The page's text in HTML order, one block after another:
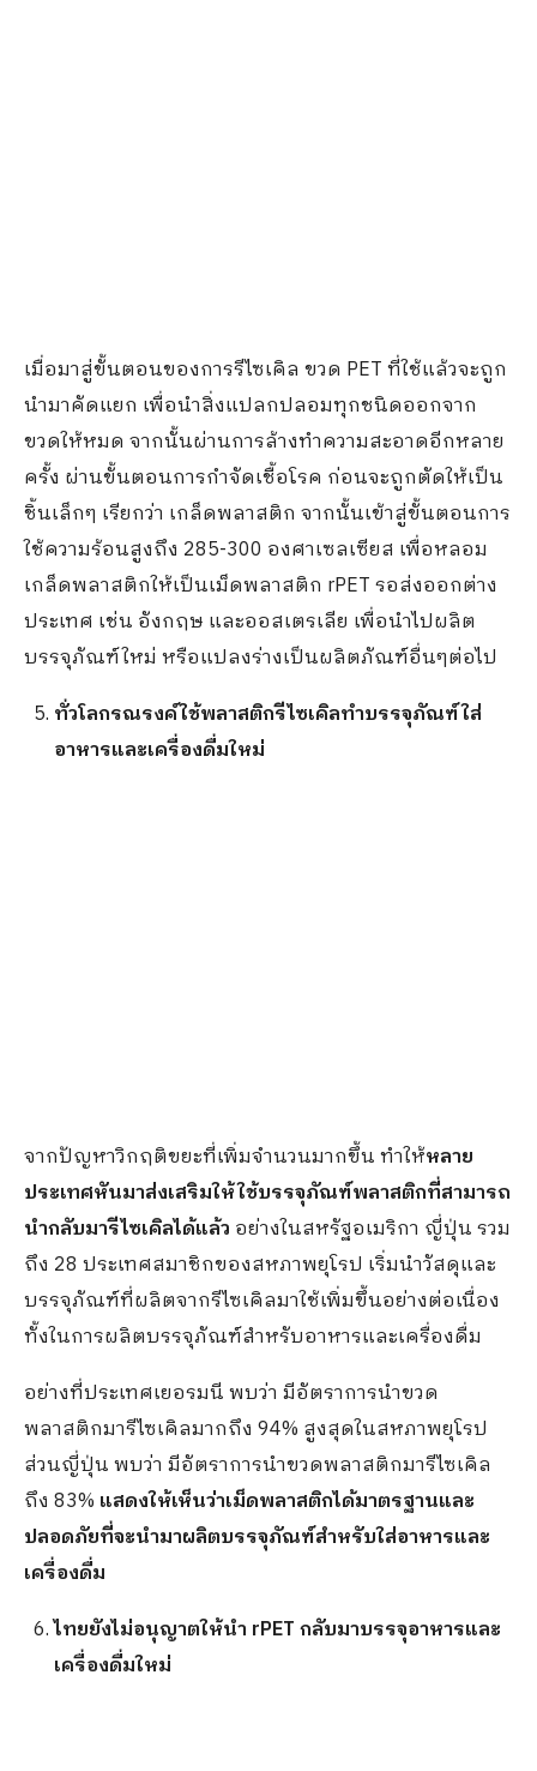
เมื่อมาสู่ขั้นตอนของการรีไซเคิล ขวด PET ที่ใช้แล้วจะถูก
นำมาคัดแยก เพื่อนำสิ่งแปลกปลอมทุกชนิดออกจาก
ขวดให้หมด จากนั้นผ่านการล้างทำความสะอาดอีกหลาย
ครั้ง ผ่านขั้นตอนการกำจัดเชื้อโรค ก่อนจะถูกตัดให้เป็น
ชิ้นเล็กๆ เรียกว่า เกล็ดพลาสติก จากนั้นเข้าสู่ขั้นตอนการ
ใช้ความร้อนสูงถึง 285-300 องศาเซลเซียส เพื่อหลอม
เกล็ดพลาสติกให้เป็นเม็ดพลาสติก rPET รอส่งออกต่าง
ประเทศ เช่น อังกฤษ และออสเตรเลีย เพื่อนำไปผลิต
บรรจุภัณฑ์ใหม่ หรือแปลงร่างเป็นผลิตภัณฑ์อื่นๆต่อไป
ทั่วโลกรณรงค์ใช้พลาสติกรีไซเคิลทำบรรจุภัณฑ์ใส่
อาหารและเครื่องดื่มใหม่
จากปัญหาวิกฤติขยะที่เพิ่มจำนวนมากขึ้น ทำให้หลาย
ประเทศหันมาส่งเสริมให้ใช้บรรจุภัณฑ์พลาสติกที่สามารถ
นำกลับมารีไซเคิลได้แล้ว อย่างในสหรัฐอเมริกา ญี่ปุ่น รวม
ถึง 28 ประเทศสมาชิกของสหภาพยุโรป เริ่มนำวัสดุและ
บรรจุภัณฑ์ที่ผลิตจากรีไซเคิลมาใช้เพิ่มขึ้นอย่างต่อเนื่อง
ทั้งในการผลิตบรรจุภัณฑ์สำหรับอาหารและเครื่องดื่ม
อย่างที่ประเทศเยอรมนี พบว่า มีอัตราการนำขวด
พลาสติกมารีไซเคิลมากถึง 94% สูงสุดในสหภาพยุโรป
ส่วนญี่ปุ่น พบว่า มีอัตราการนำขวดพลาสติกมารีไซเคิล
ถึง 83% แสดงให้เห็นว่าเม็ดพลาสติกได้มาตรฐานและ
ปลอดภัยที่จะนำมาผลิตบรรจุภัณฑ์สำหรับใส่อาหารและ
เครื่องดื่ม
ไทยยังไม่อนุญาตให้นำ rPETกลับมาบรรจุอาหารและ
เครื่องดื่มใหม่